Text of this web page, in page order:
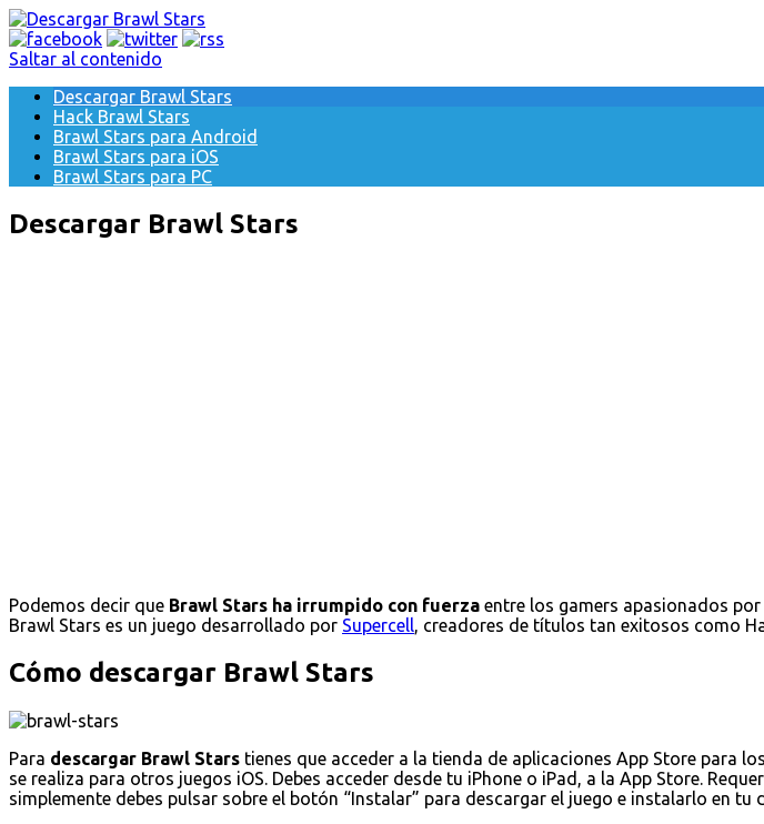
Saltar al contenido
Descargar Brawl Stars
Hack Brawl Stars
Brawl Stars para Android
Brawl Stars para iOS
Brawl Stars para PC
Descargar Brawl Stars
Podemos decir que Brawl Stars ha irrumpido con fuerza entre los gamers apasionados
Brawl Stars es un juego desarrollado por Supercell, creadores de títulos tan exitosos como
Cómo descargar Brawl Stars
Para descargar Brawl Stars tienes que acceder a la tienda de aplicaciones App Store para
se realiza para otros juegos iOS. Debes acceder desde tu iPhone o iPad, a la App Store.
simplemente debes pulsar sobre el botón “Instalar” para descargar el juego e instalarlo en tu